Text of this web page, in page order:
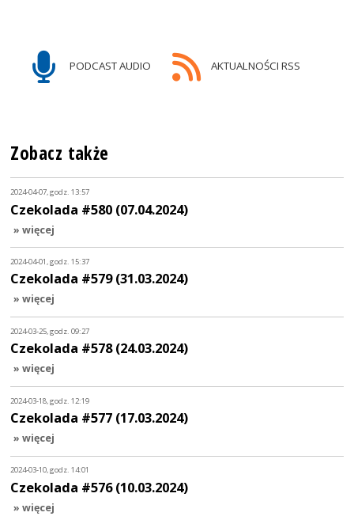
PODCAST AUDIO AKTUALNOŚCI RSS
Zobacz także
2024-04-07, godz. 13:57
Czekolada #580 (07.04.2024)
» więcej
2024-04-01, godz. 15:37
Czekolada #579 (31.03.2024)
» więcej
2024-03-25, godz. 09:27
Czekolada #578 (24.03.2024)
» więcej
2024-03-18, godz. 12:19
Czekolada #577 (17.03.2024)
» więcej
2024-03-10, godz. 14:01
Czekolada #576 (10.03.2024)
» więcej